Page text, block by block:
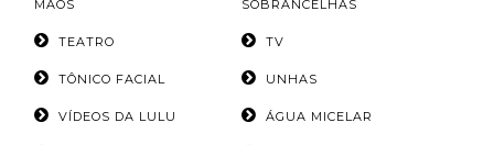
MÃOS
SOBRANCELHAS
TEATRO TV
TÔNICO FACIAL UNHAS
VÍDEOS DA LULU ÁGUA MICELAR